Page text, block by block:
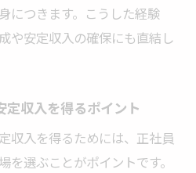
につきます。こうした経験
や安定収入の確保にも直結し
定収入を得るポイント
収入を得るためには、正社員
を選ぶことがポイントです。